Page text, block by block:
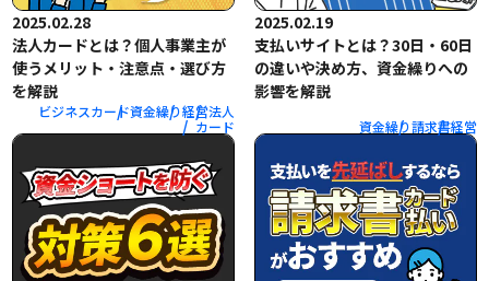
2025.02.28
法人カードとは？個人事業主が
使うメリット・注意点・選び方
を解説
ビジネスカード資金繰り経営法人
カード
2025.02.19
支払いサイトとは？30日・60日
の違いや決め方、資金繰りへの
影響を解説
資金繰り請求書経営